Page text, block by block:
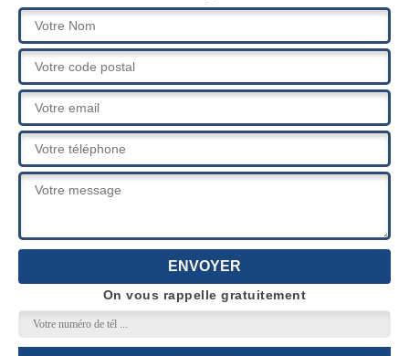
On vous rappelle gratuitement